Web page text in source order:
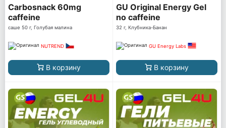
Carbosnack 60mg
caffeine
саше 50 г, Голубая малина
NUTREND
В корзину
GU Original Energy Gel
no caffeine
32 г, Клубника-Банан
GU Energy Labs
В корзину